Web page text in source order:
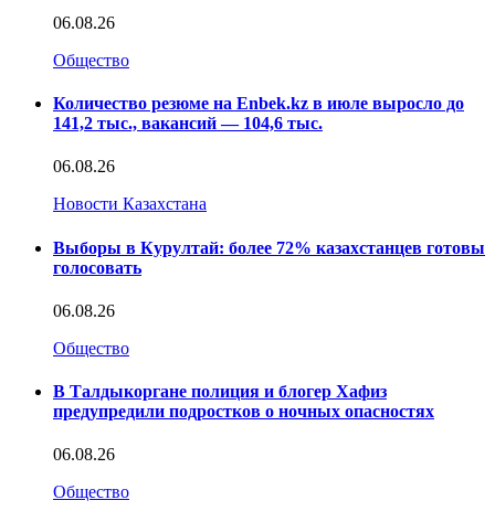
06.08.26
Общество
Количество резюме на Enbek.kz в июле выросло до
141,2 тыс., вакансий — 104,6 тыс.
06.08.26
Новости Казахстана
Выборы в Курултай: более 72% казахстанцев готовы
голосовать
06.08.26
Общество
В Талдыкоргане полиция и блогер Хафиз
предупредили подростков о ночных опасностях
06.08.26
Общество